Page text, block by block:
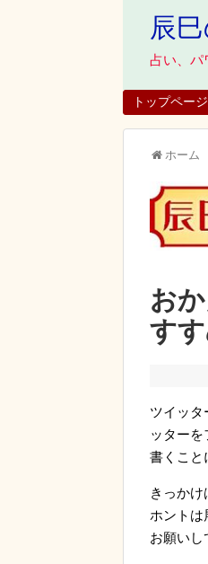
辰
占い、パ
トップページ
ホーム
お
す
ツイッタ
ッター
書くこと
きっか
ホントは
お願いし